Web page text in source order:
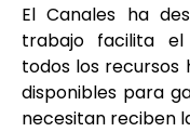
El Canales ha
trabajo facilita
todos los recursos
disponibles para
necesitan reciben